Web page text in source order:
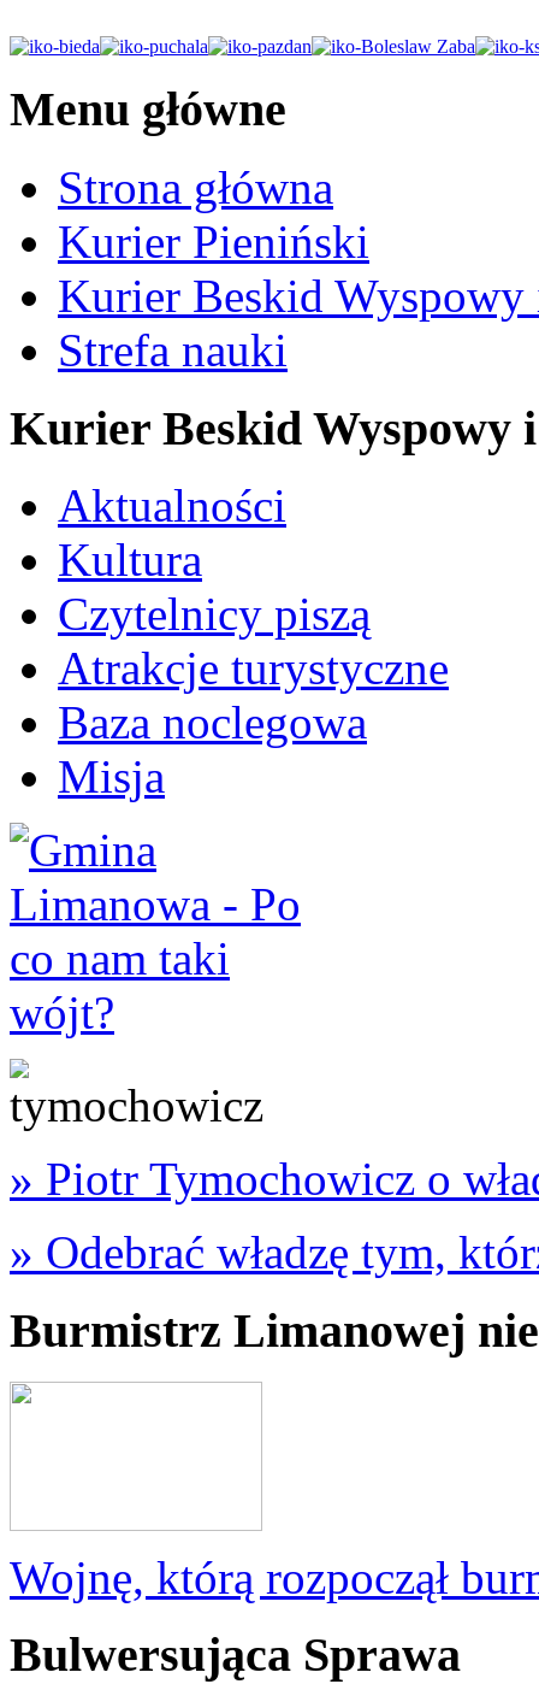
Menu główne
Strona główna
Kurier Pieniński
Kurier Beskid Wyspowy
Strefa nauki
Kurier Beskid Wyspowy
Aktualności
Kultura
Czytelnicy piszą
Atrakcje turystyczne
Baza noclegowa
Misja
» Piotr Tymochowicz o
» Odebrać władzę tym,
Burmistrz Limanowej
Wojnę, którą rozpoczął
Bulwersująca Sprawa